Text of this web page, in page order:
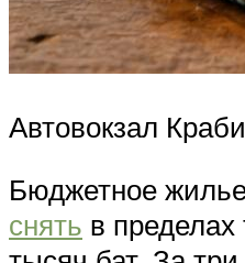
Автовокзал Краби
Бюджетное
снять в пределах